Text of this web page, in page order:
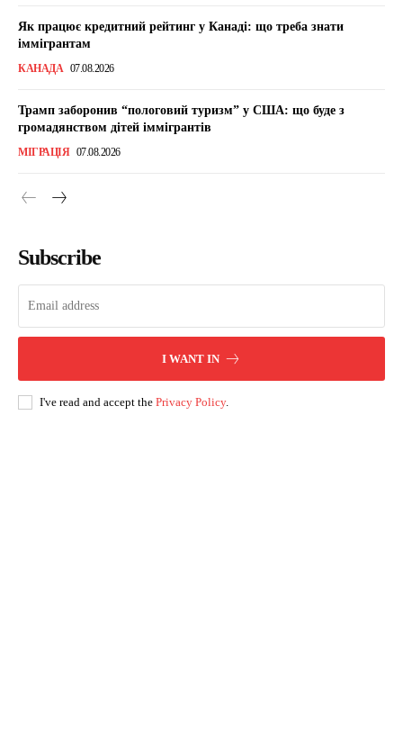
Як працює кредитний рейтинг у Канаді: що треба знати
іммігрантам
КАНАДА 07.08.2026
Трамп заборонив “пологовий туризм” у США: що буде з
громадянством дітей іммігрантів
МІГРАЦІЯ 07.08.2026
Subscribe
I WANT IN
I've read and accept the Privacy Policy.